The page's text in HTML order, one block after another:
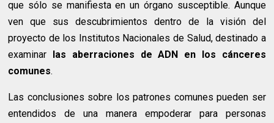
que sólo se manifiesta en un órgano susceptible. Aunque
ven que sus descubrimientos dentro de la visión del
proyecto de los Institutos Nacionales de Salud, destinado a
examinar las aberraciones de ADN en los cánceres
comunes.
Las conclusiones sobre los patrones comunes pueden ser
entendidos de una manera empoderar para personas